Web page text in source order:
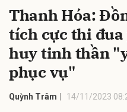
Thanh Hóa:
tích cực thi đua
huy tinh thần
phục vụ"
Quỳnh Trâm 14/11/2023